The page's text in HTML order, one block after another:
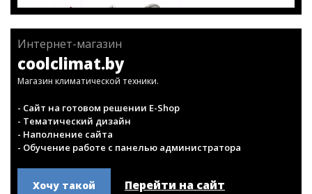
Интернет-магазин
coolclimat.by
Магазин климатической техники.
- Сайт на готовом решении E-Shop
- Тематический дизайн